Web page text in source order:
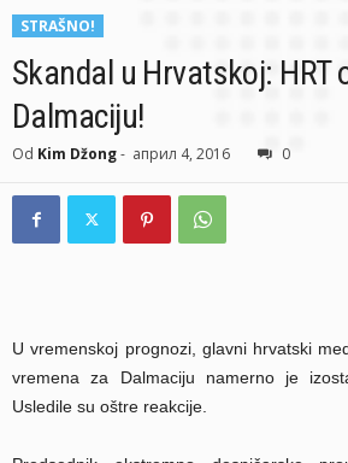
STRAŠNO!
Skandal u Hrvatskoj: HRT
Dalmaciju!
Od Kim Džong- април 4, 2016 0
U vremenskoj prognozi, glavni hrvatski
vremena za Dalmaciju namerno je
Usledile su oštre reakcije.